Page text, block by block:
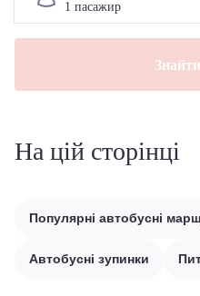
На цій сторінці
Популярні автобусні
Автобусні зупинки